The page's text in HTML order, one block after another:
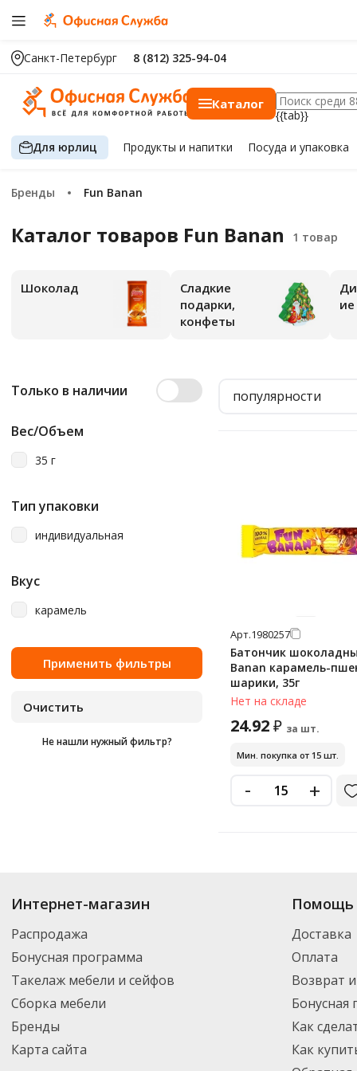
Санкт-Петербург 8 (812) 325-94-04
Каталог
{{tab}}
Для юрлиц Продуктыи напитки Посуда и упаковка
Бренды Fun Banan
Каталог товаров Fun Banan
Шоколад
Сладкие
подарки,
конфеты
Только в наличии
Вес/Объем
35 г
Тип упаковки
индивидуальная
Вкус
карамель
Не нашли нужный фильтр?
популярности
Арт.1980257
Батончик
Banan карамель-
шарики, 35г
Нет на складе
24.92₽ за шт.
Мин. покупка от 15 шт.
- +
Купить
. В ассортименте
выбрать нужный товар и добавить его в корзину для дальнейшего
транспортной компанией DPD. Для постоянных клиентов - скидка,
Интернет-магазин
Распродажа
Бонусная программа
Такелаж мебели и сейфов
Сборка мебели
Бренды
Карта сайта
Помощь
Доставка
Оплата
Возврат
Бонусная
Как
Как